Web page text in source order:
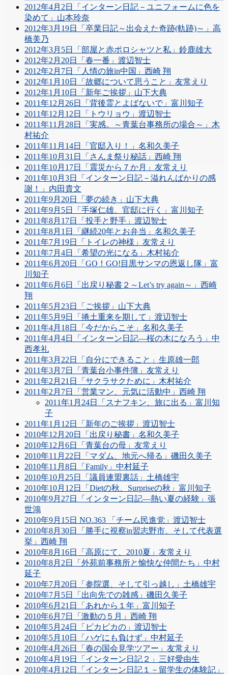
2012年4月2日「インターン日記－ユニフォームに色を
染めて」山本玲奈
2012年3月19日「卒業日記～出会えた奇跡(軌跡)～」高
橋美乃
2012年3月5日「部屋と赤ポロシャツと私」鈴鹿雄大
2012年2月20日「春一番」渡辺智士
2012年2月7日「人情の旅in中国」西崎 翔
2012年1月10日「故郷について思うこと」友常えり
2012年1月10日「新年ご挨拶」山下大典
2011年12月26日「背後霊とよばないで」富川知子
2011年12月12日「トウリョウ」渡辺智士
2011年11月28日「実感。～青葉台事務所の場合～」木
村祐介
2011年11月14日「官邸入り！」名和久美子
2011年10月31日「さんま祭り秘話」西崎 翔
2011年10月17日「震災から７か月」友常えり
2011年10月3日「インターン日記－溢れんばかりの感
謝！」内田貴文
2011年9月20日「夢の続き」山下大典
2011年9月5日「手塚仁雄、官邸に行く」富川知子
2011年8月17日「投手と野手」渡辺智士
2011年8月1日「継続20年とお弁当」名和久美子
2011年7月19日「トイレの神様」友常えり
2011年7月4日「希望の光になる」木村祐介
2011年6月20日「GO！GO!目黒サンマの恩返し隊」富
川知子
2011年6月6日「出戻り秘書２～Let’s try again～」西崎
翔
2011年5月23日「ご挨拶」山下大典
2011年5月9日「捲土重来を期して」渡辺智士
2011年4月18日「今だからこそ」名和久美子
2011年4月4日「インターン日記―桜の木になろう」中
西孝礼
2011年3月22日「自分にできること」生原雄一郎
2011年3月7日「青葉台小事件簿」友常えり
2011年2月21日「サクラサクために」木村祐介
2011年2月7日「営業マン、元気に活動中」西崎 翔
2011年1月24日「スナフキン、旅に出る」富川知
子
2011年1月12日「新年のご挨拶」渡辺智士
2010年12月20日「出戻り秘書」名和久美子
2010年12月6日「青葉台の母」友常えり
2010年11月22日「マダム、地元へ帰る」磯田久美子
2010年11月8日「Family」中村延子
2010年10月25日「議員連盟裏話」土橋雄宇
2010年10月12日「Dietの秋、Surpriseの秋」富川知子
2010年9月27日「インターン日記―熱い夏の経験」張
世鴻
2010年9月15日 NO.363 「チーム民進党」渡辺智士
2010年8月30日「勝手に視察in習志野市、そして代表選
挙」西崎 翔
2010年8月16日「高原にて、2010夏」友常えり
2010年8月2日「外苑前事務所と愉快な仲間たち」中村
延子
2010年7月20日「参院選、そして引っ越し」土橋雄宇
2010年7月5日「出向先での雑感」磯田久美子
2010年6月21日「あれから１年」富川知子
2010年6月7日「激動の５月」西崎 翔
2010年5月24日「ピカピカの」渡辺智士
2010年5月10日「ハゲにも負けず」中村延子
2010年4月26日「春の国会見学ツアー」友常えり
2010年4月19日「インターン日記２」三好愛由生
2010年4月12日「インターン日記１－留学生の体験記」